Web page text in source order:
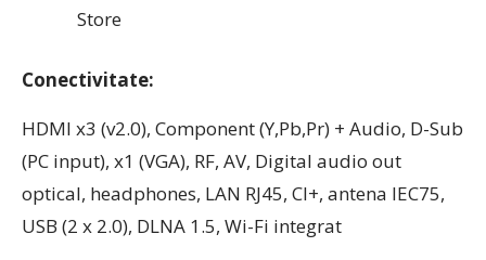
Store
Conectivitate:
HDMI x3 (v2.0), Component (Y,Pb,Pr) + Audio, D-Sub
(PC input), x1 (VGA), RF, AV, Digital audio out
optical, headphones, LAN RJ45, CI+, antena IEC75,
USB (2 x 2.0), DLNA 1.5, Wi-Fi integrat